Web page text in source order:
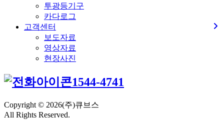
투광등기구
카다로그
고객센터
보도자료
영상자료
현장사진
1544-4741
Copyright © 2026(주)큐브스
All Rights Reserved.